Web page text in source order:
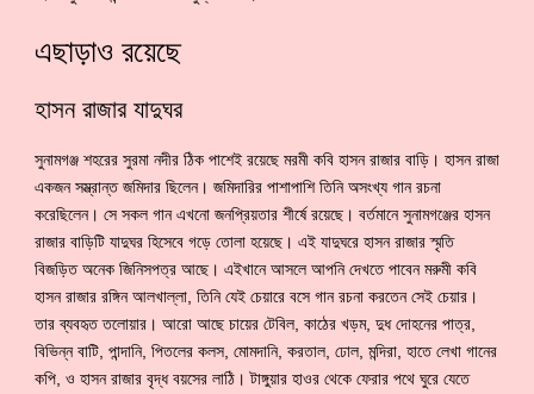
এছাড়াও রয়েছে
হাসন রাজার যাদুঘর
সুনামগঞ্জ শহরের সুরমা নদীর ঠিক পাশেই রয়েছে মরমী কবি হাসন রাজার বাড়ি। হাসন রাজা
একজন সম্ভ্রান্ত জমিদার ছিলেন। জমিদারির পাশাপাশি তিনি অসংখ্য গান রচনা
করেছিলেন। সে সকল গান এখনো জনপ্রিয়তার শীর্ষে রয়েছে। বর্তমানে সুনামগঞ্জের হাসন
রাজার বাড়িটি যাদুঘর হিসেবে গড়ে তোলা হয়েছে। এই যাদুঘরে হাসন রাজার স্মৃতি
বিজড়িত অনেক জিনিসপত্র আছে। এইখানে আসলে আপনি দেখতে পাবেন মরুমী কবি
হাসন রাজার রঙ্গিন আলখাল্লা, তিনি যেই চেয়ারে বসে গান রচনা করতেন সেই চেয়ার।
তার ব্যবহৃত তলোয়ার। আরো আছে চায়ের টেবিল, কাঠের খড়ম, দুধ দোহনের পাত্র,
বিভিন্ন বাটি, পান্দানি, পিতলের কলস, মোমদানি, করতাল, ঢোল, মন্দিরা, হাতে লেখা গানের
কপি, ও হাসন রাজার বৃদ্ধ বয়সের লাঠি। টাঙ্গুয়ার হাওর থেকে ফেরার পথে ঘুরে যেতে